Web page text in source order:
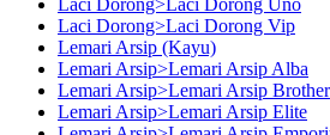
Laci Dorong>Laci Dorong Vip
Lemari Arsip (Kayu)
Lemari Arsip>Lemari Arsip Alba
Lemari Arsip>Lemari Arsip Brother
Lemari Arsip>Lemari Arsip Elite